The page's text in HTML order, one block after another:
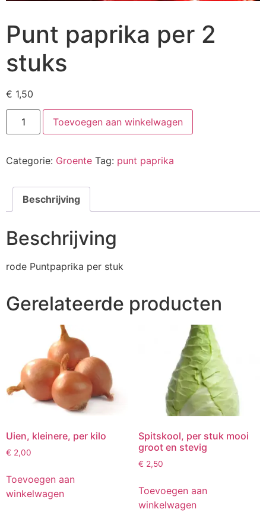
Punt paprika per 2
stuks
€ 1,50
Toevoegen aan winkelwagen
Categorie: Groente Tag: punt paprika
Beschrijving
Beschrijving
rode Puntpaprika per stuk
Gerelateerde producten
Uien, kleinere, per kilo
€ 2,00
Toevoegen aan
winkelwagen
Spitskool, per stuk mooi
groot en stevig
€ 2,50
Toevoegen aan
winkelwagen